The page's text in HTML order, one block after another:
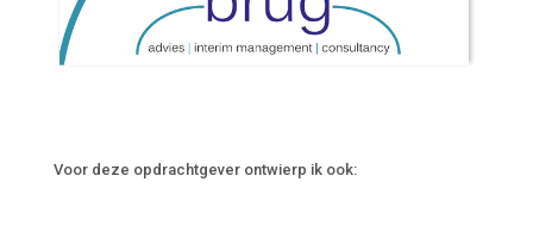
Voor deze opdrachtgever ontwierp ik ook: